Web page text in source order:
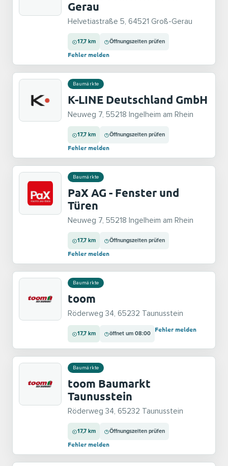
Gerau
Helvetiastraße 5, 64521 Groß-Gerau
17,7 km Öffnungszeiten prüfen
Fehler melden
Baumärkte
K-LINE Deutschland GmbH
Neuweg 7, 55218 Ingelheim am Rhein
17,7 km Öffnungszeiten prüfen
Fehler melden
Baumärkte
PaX AG - Fenster und
Türen
Neuweg 7, 55218 Ingelheim am Rhein
17,7 km Öffnungszeiten prüfen
Fehler melden
Baumärkte
toom
Röderweg 34, 65232 Taunusstein
17,7 km öffnet um 08:00
Fehler melden
Baumärkte
toom Baumarkt
Taunusstein
Röderweg 34, 65232 Taunusstein
17,7 km Öffnungszeiten prüfen
Fehler melden